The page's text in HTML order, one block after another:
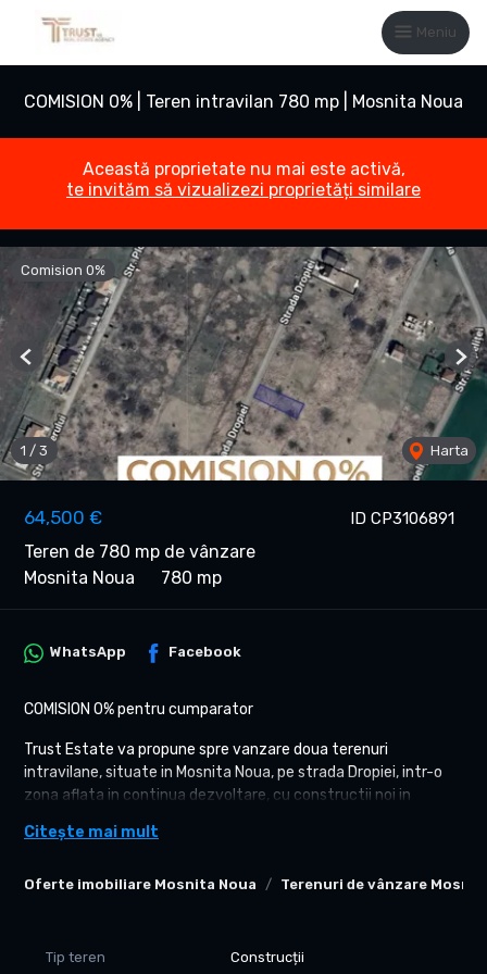
Meniu
COMISION 0% | Teren intravilan 780 mp | Mosnita Noua
Această proprietate nu mai este activă,
te invităm să vizualizezi proprietăți similare
ID CP3106891
64,500 €
Teren de 780 mp de vânzare
Mosnita Noua
780 mp
Comision 0%
1 / 3 Harta
Previous
Oferte imobiliare Mosnita Noua Terenuri de vânzare
WhatsApp Facebook
COMISION 0% pentru cumparator
Trust Estate va propune spre vanzare doua terenuri
intravilane, situate in Mosnita Noua, pe strada Dropiei, intr-o
zona aflata in continua dezvoltare, cu constructii noi in
Terenurile sunt alaturate si au suprafete egale, fiind ideale
dezvoltare rezidentiala.
- Suprafata teren: 780 mp
Citește mai mult
Tip teren Construcții